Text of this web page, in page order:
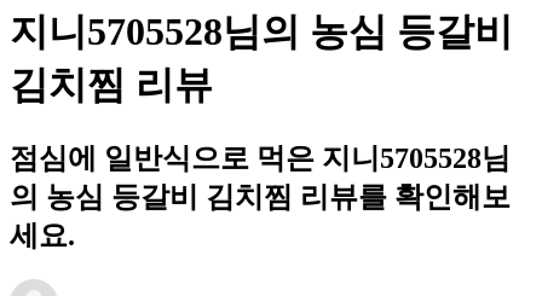
지니5705528님의 농심 등갈비
김치찜 리뷰
점심에 일반식으로 먹은 지니5705528님
의 농심 등갈비 김치찜 리뷰를 확인해보
세요.